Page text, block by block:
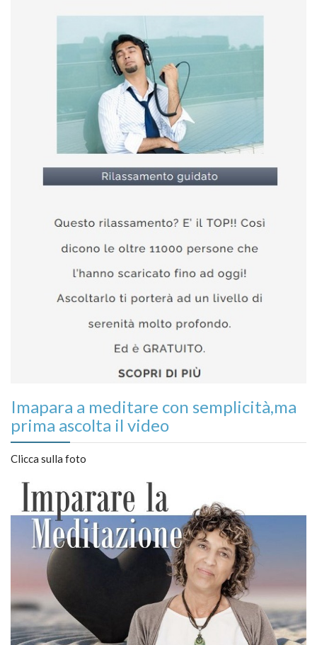
Imapara a meditare con semplicità,ma
prima ascolta il video
Clicca sulla foto